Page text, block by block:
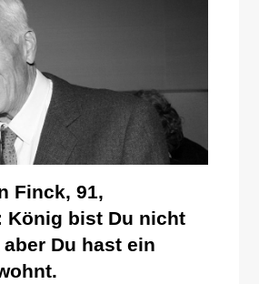
Finck, 91,
König bist Du nicht
Du hast ein